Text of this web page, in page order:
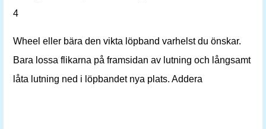
4
Wheel eller bära den vikta löpband varhelst du önskar.
Bara lossa flikarna på framsidan av lutning och långsamt
låta lutning ned i löpbandet nya plats. Addera